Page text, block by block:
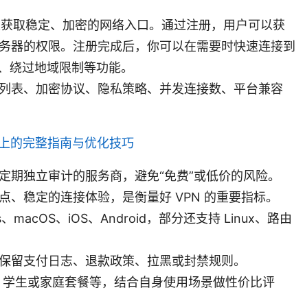
取稳定、加密的网络入口。通过注册，用户可以获
器的权限。注册完成后，你可以在需要时快速连接到
过地域限制等功能。
表、加密协议、隐私策略、并发连接数、平台兼容
的完整指南与优化技巧
独立审计的服务商，避免“免费”或低价的风险。
稳定的连接体验，是衡量好 VPN 的重要指标。
macOS、iOS、Android，部分还支持 Linux、路由
支付日志、退款政策、拉黑或封禁规则。
生或家庭套餐等，结合自身使用场景做性价比评